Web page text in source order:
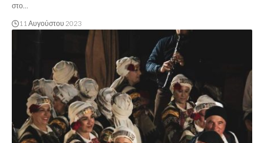
στο…
11 Αυγούστου 2023